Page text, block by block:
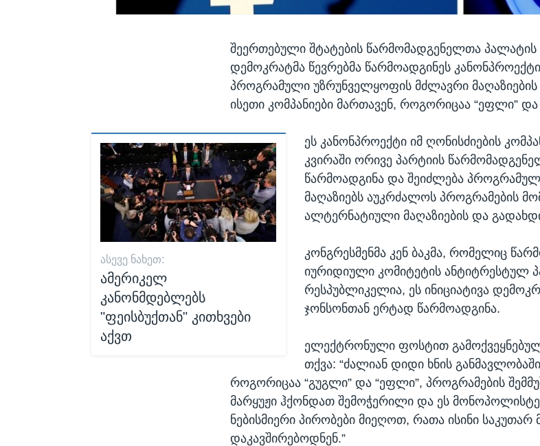
შეერთებული შტატების წარმომადგენელთა
დემოკრატმა წევრებმა წარმოადგინეს
პროგრამული უზრუნველყოფის მძლავრი
ისეთი კომპანიები მართავენ, როგორიცაა “ეფლი”
ᲐᲡᲔᲕᲔ ᲜᲐᲮᲔᲗ:
ამერიკელ
კანონმდებლებს
"ფეისბუქთან" კითხვები
აქვთ
ეს კანონპროექტი იმ ღონისძიების
კვირაში ორივე პარტიის
წარმოადგინა და შეიძლება
მაღაზიებს აუკრძალოს პროგრამების
ალტერნატიული მაღაზიების და
კონგრესმენმა კენ ბაკმა, რომელიც
იურიდიული კომიტეტის ანტიტრესტულ
რესპუბლიკელია, ეს ინიციატივა
ჯონსონთან ერტად წარმოადგინა.
ელექტრონული ფოსტით გამოქვეყნებულ
თქვა: “ძალიან დიდი ხნის
როგორიცაა “გუგლი” და “ეფლი”, პროგრამების
მარყუჟი ჰქონდათ შემოჭერილი და ეს
ნებისმიერი პირობები მიეღოთ, რათა ისინი საკუთარ
დაკავშირებოდნენ.”